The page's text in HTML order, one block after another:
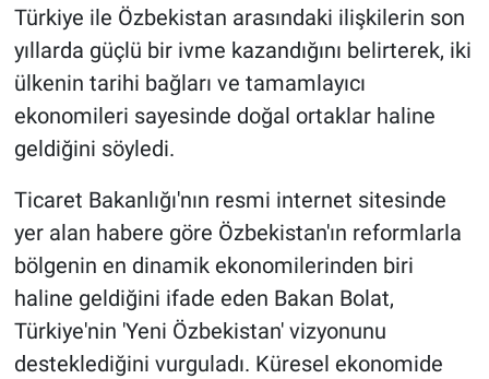
Türkiye ile Özbekistan arasındaki ilişkilerin son
yıllarda güçlü bir ivme kazandığını belirterek, iki
ülkenin tarihi bağları ve tamamlayıcı
ekonomileri sayesinde doğal ortaklar haline
geldiğini söyledi.
Ticaret Bakanlığı'nın resmi internet sitesinde
yer alan habere göre Özbekistan'ın reformlarla
bölgenin en dinamik ekonomilerinden biri
haline geldiğini ifade eden Bakan Bolat,
Türkiye'nin 'Yeni Özbekistan' vizyonunu
desteklediğini vurguladı. Küresel ekonomide